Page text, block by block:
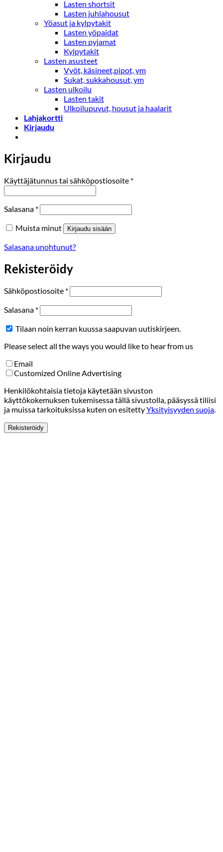
Lasten shortsit
Lasten juhlahousut
Yöasut ja kylpytakit
Lasten yöpaidat
Lasten pyjamat
Kylpytakit
Lasten asusteet
Vyöt, käsineet,pipot, ym
Sukat, sukkahousut, ym
Lasten ulkoilu
Lasten takit
Ulkoilupuvut, housut ja haalarit
Lahjakortti
Kirjaudu
Kirjaudu
Käyttäjätunnus tai sähköpostiosoite *Vaaditaan
Salasana *Vaaditaan
Muista minut Kirjaudu sisään
Salasana unohtunut?
Rekisteröidy
Sähköpostiosoite *Vaaditaan
Salasana *Vaaditaan
Tilaan noin kerran kuussa saapuvan uutiskirjeen.
Please select all the ways you would like to hear from us
Email
Customized Online Advertising
Henkilökohtaisia tietoja käytetään sivuston
käyttökokemuksen tukemisessa tällä sivustolla, pääsyssä tiliisi
ja muissa tarkoituksissa kuten on esitettyYksityisyyden suoja
Rekisteröidy